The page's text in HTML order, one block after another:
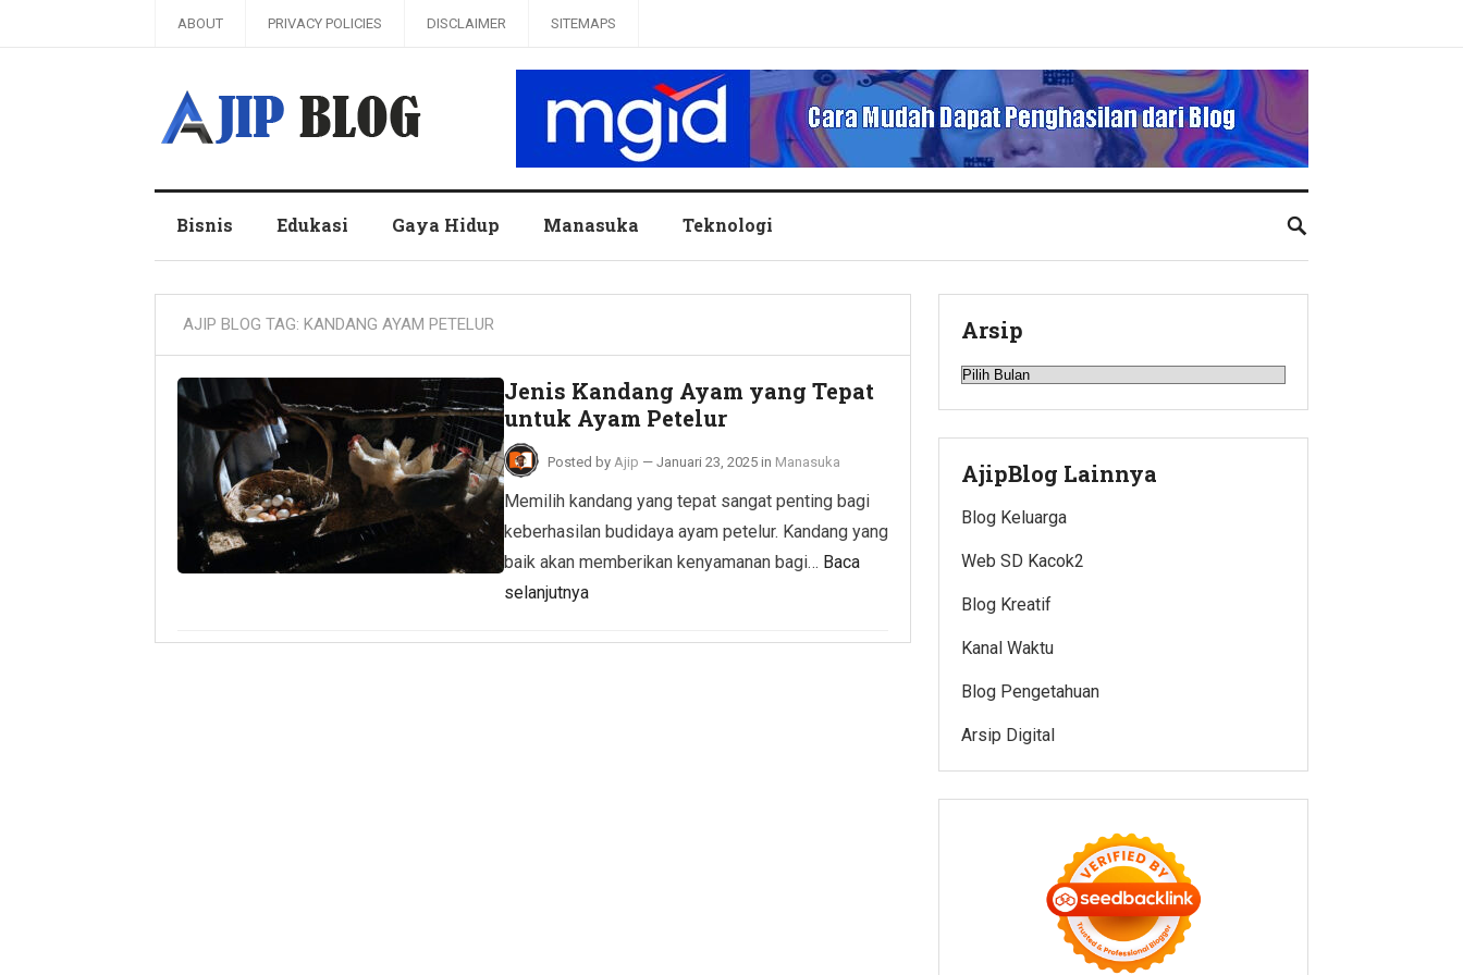
ABOUT PRIVACY POLICIES DISCLAIMER SITEMAPS
Bisnis Edukasi Gaya Hidup Manasuka Teknologi
AJIP BLOG TAG: KANDANG AYAM PETELUR
Jenis Kandang Ayam yang Tepat
untuk Ayam Petelur
Posted by Ajip — Januari 23, 2025 in Manasuka
Memilih kandang yang tepat sangat penting bagi
keberhasilan budidaya ayam petelur. Kandang yang
baik akan memberikan kenyamanan bagi… Baca
selanjutnya
Arsip
Arsip
AjipBlog Lainnya
Blog Keluarga
Web SD Kacok2
Blog Kreatif
Kanal Waktu
Blog Pengetahuan
Arsip Digital